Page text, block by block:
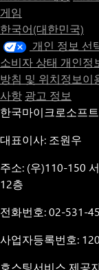
게임
한국어(대한민국)
개인 정보 선
소비자 상태 개인정
방침 및 위치정보이
사항 광고 정보
한국마이크로소프
대표이사: 조원우
주소: (우)110-150
12층
전화번호: 02-531-
사업자등록번호:
호스팅서비스 제공